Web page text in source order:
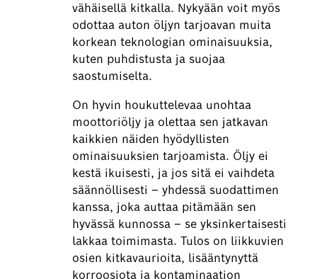
vähäisellä kitkalla. Nykyään voit myös
odottaa auton öljyn tarjoavan muita
korkean teknologian ominaisuuksia,
kuten puhdistusta ja suojaa
saostumiselta.
On hyvin houkuttelevaa unohtaa
moottoriöljy ja olettaa sen jatkavan
kaikkien näiden hyödyllisten
ominaisuuksien tarjoamista. Öljy ei
kestä ikuisesti, ja jos sitä ei vaihdeta
säännöllisesti – yhdessä suodattimen
kanssa, joka auttaa pitämään sen
hyvässä kunnossa – se yksinkertaisesti
lakkaa toimimasta. Tulos on liikkuvien
osien kitkavaurioita, lisääntynyttä
korroosiota ja kontaminaation